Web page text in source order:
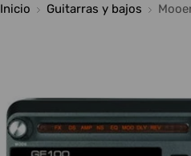
Inicio Guitarras y bajos